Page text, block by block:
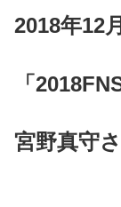
2018年12
「
宮野真守